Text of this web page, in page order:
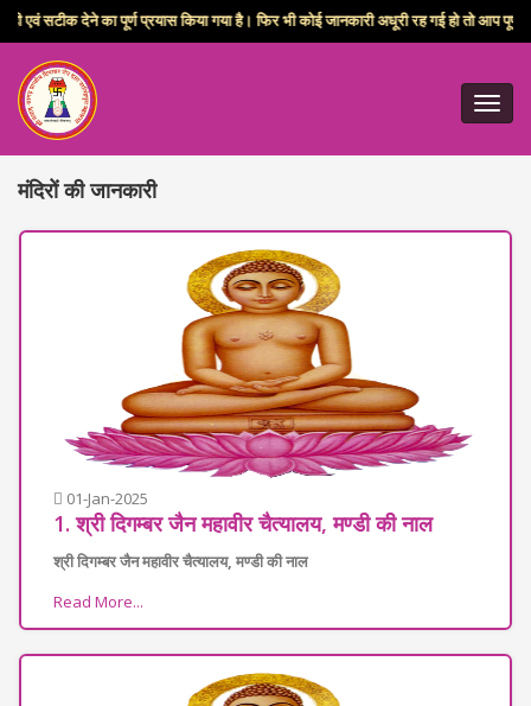
प्रयास किया गया है। फिर भी कोई जानकारी अधूरी रह गई हो तो आप पूर्ण करावें। हमने समाज
मंदिरों की जानकारी
01-Jan-2025
1. श्री दिगम्बर जैन महावीर चैत्यालय, मण्डी की नाल
श्री दिगम्बर जैन महावीर चैत्यालय, मण्डी की नाल
Read More...